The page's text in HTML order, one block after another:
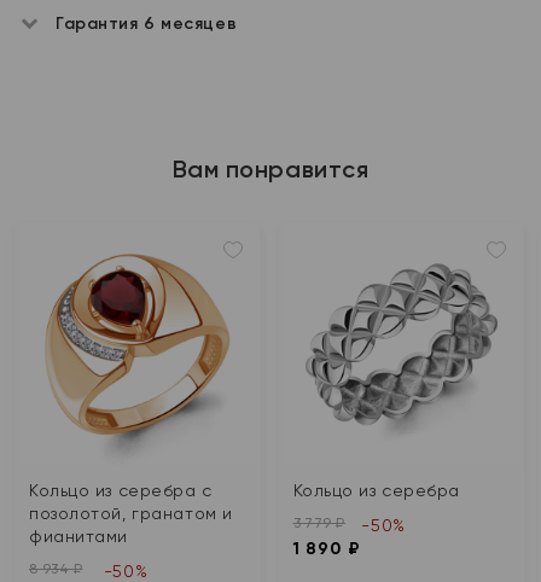
Гарантия 6 месяцев
Вам понравится
Кольцо из серебра с
позолотой, гранатом и
фианитами
8 934 ₽ -50%
Кольцо из серебра
3 779 ₽
1 890 ₽
-50%